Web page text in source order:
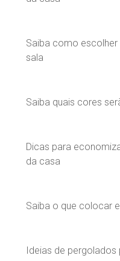
Saiba como escolher
sala
Saiba quais cores
Dicas para
da casa
Saiba o que colocar
Ideias de